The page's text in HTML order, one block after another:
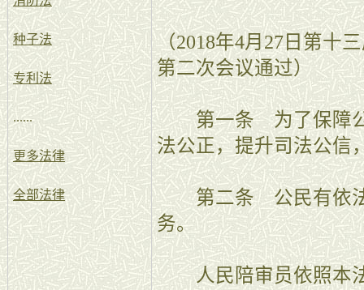
种子法
专利法
......
更多法律
全部法律
（2018年4月27日第十
第二次会议通过）
第一条 为了保障公
法公正，提升司法公信
第二条 公民有依法
务。
人民陪审员依照本法